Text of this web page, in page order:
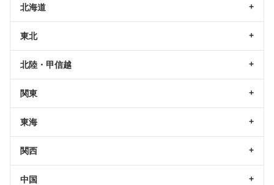
北海道
東北
北陸・甲信越
関東
東海
関西
中国